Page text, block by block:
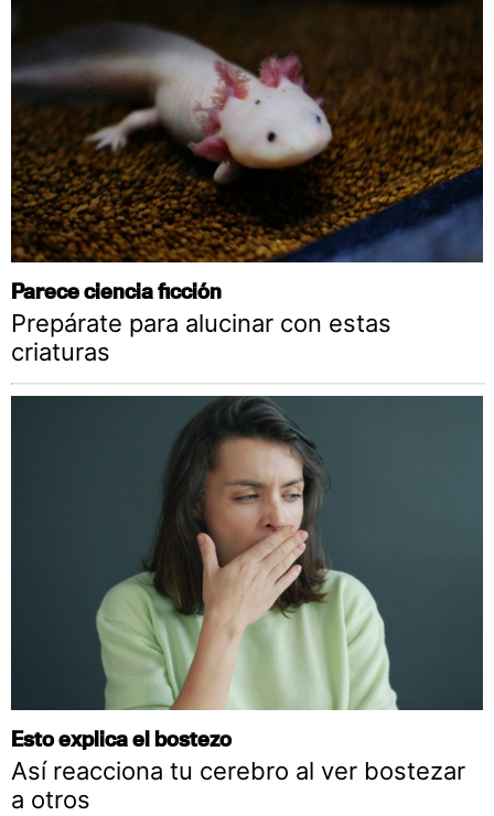
Parece ciencia ficción
Prepárate para alucinar con estas
criaturas
Esto explica el bostezo
Así reacciona tu cerebro al ver bostezar
a otros